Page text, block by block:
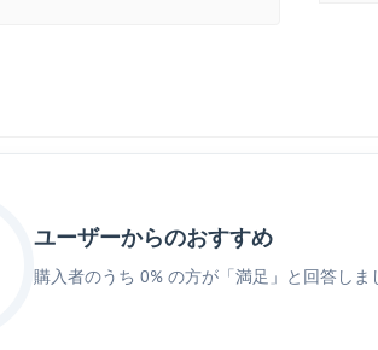
ユーザーからのおすすめ
購入者のうち 0% の方が「満足」と回答しま